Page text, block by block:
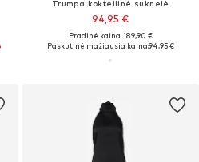
Trumpa kokteilinė suknelė
94,95 €
Pradinė kaina: 189,90 €
Paskutinė mažiausia kaina:94,95 €